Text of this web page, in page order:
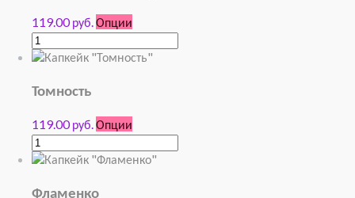
119.00 руб.Опции
Томность
119.00 руб.Опции
Фламенко